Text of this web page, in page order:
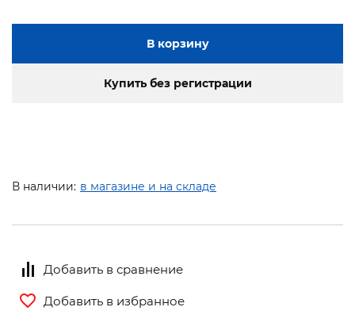
В корзину
Купить без регистрации
В наличии: в магазине и на складе
Добавить в сравнение
Добавить в избранное